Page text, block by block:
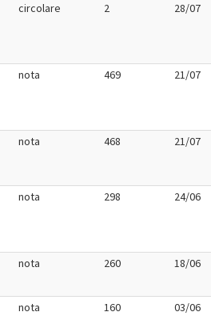
circolare 2 28/07
nota 469 21/07
nota 468 21/07
nota 298 24/06
nota 260 18/06
nota 160 03/06